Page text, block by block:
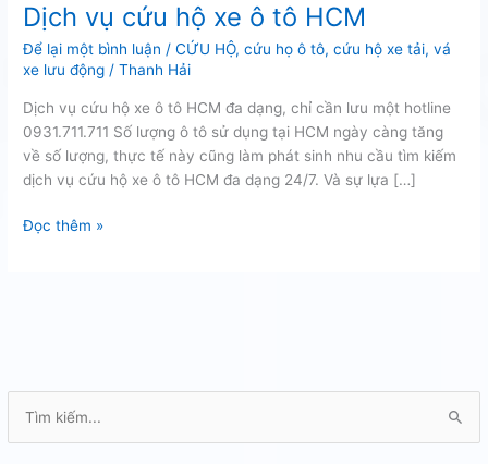
Dịch vụ cứu hộ xe ô tô HCM
Để lại một bình luận /CỨU HỘ,cứu họ ô tô,cứu hộ xe tải,vá
xe lưu động /Thanh Hải
Dịch vụ cứu hộ xe ô tô HCM đa dạng, chỉ cần lưu một hotline
0931.711.711 Số lượng ô tô sử dụng tại HCM ngày càng tăng
về số lượng, thực tế này cũng làm phát sinh nhu cầu tìm kiếm
dịch vụ cứu hộ xe ô tô HCM đa dạng 24/7. Và sự lựa […]
Dịch
HCM
Đọc thêm »